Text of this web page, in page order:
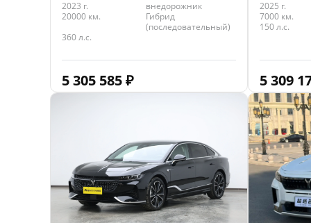
2023 г.
внедорожник
20000 км.
Гибрид
(последовательный)
360 л.с.
5 305 585₽
2025 г.
7000 км.
150 л.с.
5 309